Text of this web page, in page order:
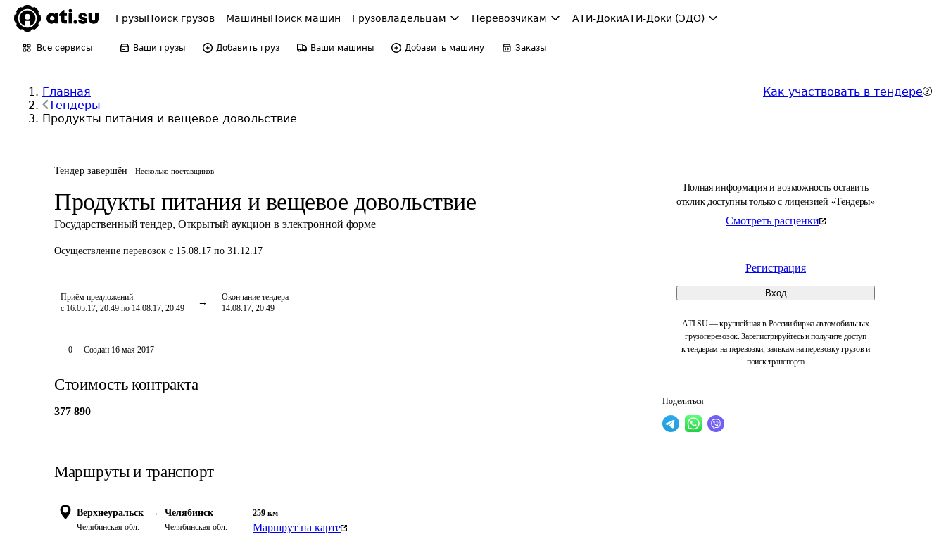
ГрузыПоиск грузов МашиныПоиск машин Грузовладельцам Перевозчикам АТИ-ДокиАТИ-Доки (ЭДО)
Все сервисы Ваши грузы Добавить груз Ваши машины Добавить машину Заказы
Главная
Тендеры
Продукты питания и вещевое довольствие
Как участвовать в тендере
Тендер завершён Несколько поставщиков
Продукты питания и вещевое довольствие
Государственный тендер, Открытый аукцион в электронной форме
Осуществление перевозок с 15.08.17 по 31.12.17
Приём предложений
с 16.05.17, 20:49 по 14.08.17, 20:49
Окончание тендера
14.08.17, 20:49
Полная информация и возможность оставить
отклик доступны только с лицензией «Тендеры»
Смотреть расценки
Регистрация
Вход
ATI.SU — крупнейшая в России биржа автомобильных
грузоперевозок. Зарегистрируйтесь и получите доступ
к тендерам на перевозки, заявкам на перевозку грузов и
поиск транспорта
Поделиться
0 Создан 16 мая 2017
Стоимость контракта
377 890
Маршруты и транспорт
Верхнеуральск →
Челябинская обл.
Челябинск
Челябинская обл.
259 км
Маршрут на карте